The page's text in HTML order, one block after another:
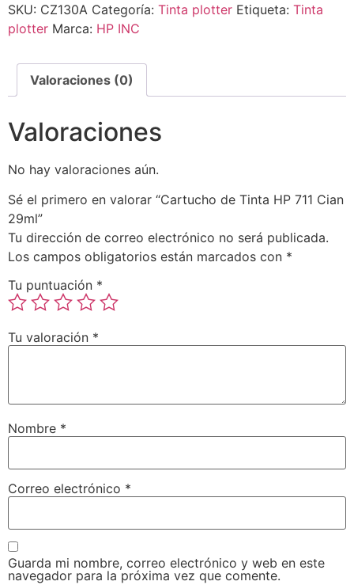
SKU: CZ130A Categoría: Tinta plotter Etiqueta: Tinta
plotter Marca: HP INC
Valoraciones (0)
Valoraciones
No hay valoraciones aún.
Sé el primero en valorar “Cartucho de Tinta HP 711 Cian
29ml”
Tu dirección de correo electrónico no será publicada.
Los campos obligatorios están marcados con *
Tu puntuación *
Tu valoración *
Nombre *
Correo electrónico *
Guarda mi nombre, correo electrónico y web en este
navegador para la próxima vez que comente.